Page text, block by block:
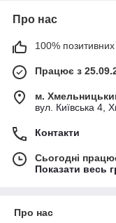
Про нас
100% позитивних
Працює з
м.
вул. Київська 4,
Контакти
Сьогодні
Показати весь
Про нас